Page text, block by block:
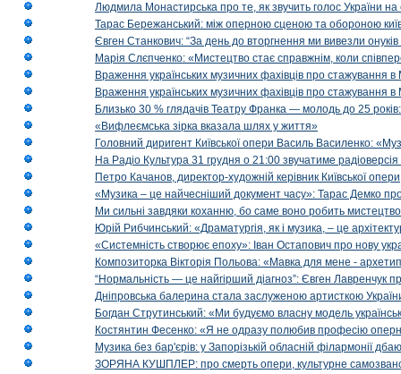
Людмила Монастирська про те, як звучить голос України на
Тарас Бережанський: між оперною сценою та обороною
Євген Станкович: “За день до вторгнення ми вивезли онуків
Марія Слєпченко: «Мистецтво стає справжнім, коли
Враження українських музичних фахівців про стажування
Враження українських музичних фахівців про стажування
Близько 30 % глядачів Театру Франка — молодь до 25
«Вифлеємська зірка вказала шлях у життя»
Головний диригент Київської опери Василь Василенко:
На Радіо Культура 31 грудня о 21:00 звучатиме
Петро Качанов, директор-художній керівник Київської опери
«Музика – це найчесніший документ часу»: Тарас Демко
Ми сильні завдяки коханню, бо саме воно робить
Юрій Рибчинський: «Драматургія, як і музика, – це
«Системність створює епоху»: Іван Остапович про нову
Композиторка Вікторія Польова: «Мавка для мене -
“Нормальність — це найгірший діагноз”: Євген Лавренчук
Дніпровська балерина стала заслуженою артисткою
Богдан Струтинський: «Ми будуємо власну модель
Костянтин Фесенко: «Я не одразу полюбив професію
Музика без бар'єрів: у Запорізькій обласній філармонії
ЗОРЯНА КУШПЛЕР: про смерть опери, культурне